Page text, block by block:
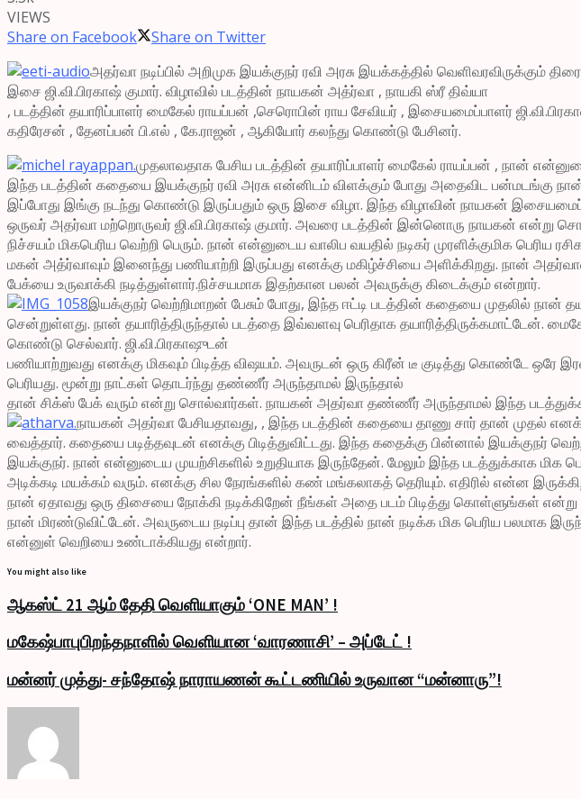
VIEWS
Share on Facebook
Share on Twitter
அதர்வா நடிப்பில் அறிமுக இயக்குநர் ரவி அரசு இயக்கத்தில் வெளிவரவிருக்கும்
இசை ஜி.வி.பிரகாஷ் குமார். விழாவில் படத்தின் நாயகன் அத்ர்வா , நாயகி ஸ்ரீ திவ்யா
, படத்தின் தயாரிப்பாளர் மைகேல் ராயப்பன் ,செரொபின் ராய சேவியர் , இசையமைப்பாளர்
கதிரேசன் , தேனப்பன் பி.எல் , கே.ராஜன் , ஆகியோர் கலந்து கொண்டு பேசினர்.
முதலாவதாக பேசிய படத்தின் தயாரிப்பாளர் மைகேல் ராயப்பன் , நான்
இந்த படத்தின் கதையை இயக்குநர் ரவி அரசு என்னிடம் விளக்கும் போது அதைவிட பன்மடங்கு
இப்போது இங்கு நடந்து கொண்டு இருப்பதும் ஒரு இசை விழா. இந்த விழாவின் நாயகன்
ஒருவர் அதர்வா மற்றொருவர் ஜி.வி.பிரகாஷ் குமார். அவரை படத்தின் இன்னொரு நாயகன் என்று
நிச்சயம் மிகபெரிய வெற்றி பெரும். நான் என்னுடைய வாலிப வயதில் நடிகர் முரளிக்குமிக
மகன் அத்ர்வாவும் இனைந்து பணியாற்றி இருப்பது எனக்கு மகிழ்ச்சியை அளிக்கிறது. நான்
பேக்யை உருவாக்கி நடித்துள்ளார்.நிச்சயமாக இதற்கான பலன் அவருக்கு கிடைக்கும் என்றார்.
இயக்குநர் வெற்றிமாறன் பேசும் போது, இந்த ஈட்டி படத்தின் கதையை முதலில் நான்
சென்றுள்ளது. நான் தயாரித்திருந்தால் படத்தை இவ்வளவு பெரிதாக தயாரித்திருக்கமாட்டேன்.
கொண்டு செல்வார். ஜி.வி.பிரகாஷுடன்
பணியாற்றுவது எனக்கு மிகவும் பிடித்த விஷயம். அவருடன் ஒரு கிரீன் டீ குடித்து கொண்டே ஒரே
பெரியது. மூன்று நாட்கள் தொடர்ந்து தண்ணீர் அருந்தாமல் இருந்தால்
தான் சிக்ஸ் பேக் வரும் என்று சொல்வார்கள். நாயகன் அதர்வா தண்ணீர் அருந்தாமல் இந்த படத்துக்காக
நாயகன் அதர்வா பேசியதாவது, , இந்த படத்தின் கதையை தாணு சார் தான் முதல்
வைத்தார். கதையை படித்தவுடன் எனக்கு பிடித்துவிட்டது. இந்த கதைக்கு பின்னால் இயக்குநர்
இயக்குநர். நான் என்னுடைய முயற்சிகளில் உறுதியாக இருந்தேன். மேலும் இந்த படத்துக்காக மிக
அடிக்கடி மயக்கம் வரும். எனக்கு சில நேரங்களில் கண் மங்கலாகத் தெரியும். எதிரில் என்ன
நான் ஏதாவது ஒரு திசையை நோக்கி நடிக்கிறேன் நீங்கள் அதை படம் பிடித்து கொள்ளுங்கள் என்று
நான் மிரண்டுவிட்டேன். அவருடைய நடிப்பு தான் இந்த படத்தில் நான் நடிக்க மிக பெரிய பலமாக
என்னுள் வெறியை உண்டாக்கியது என்றார்.
You might also like
ஆகஸ்ட் 21 ஆம் தேதி வெளியாகும் ‘ONE MAN’ !
மகேஷ்பாபுபிறந்தநாளில் வெளியான ‘வாரணாசி’ – அப்டேட் !
மன்னர் முத்து- சந்தோஷ் நாராயணன் கூட்டணியில் உருவான “மன்னாரு”!